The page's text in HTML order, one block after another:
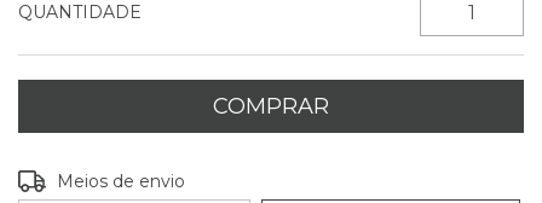
QUANTIDADE
Entregas para o CEP:
Meios de envio